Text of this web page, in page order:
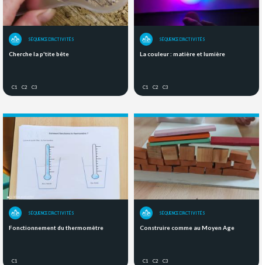
SÉQUENCE D'ACTIVITÉS
Cherche la p'tite bête
C1 C2 C3
SÉQUENCE D'ACTIVITÉS
La couleur : matière et lumière
C1 C2 C3
SÉQUENCE D'ACTIVITÉS
Fonctionnement du thermomètre
C1
SÉQUENCE D'ACTIVITÉS
Construire comme au Moyen Age
C1 C2 C3